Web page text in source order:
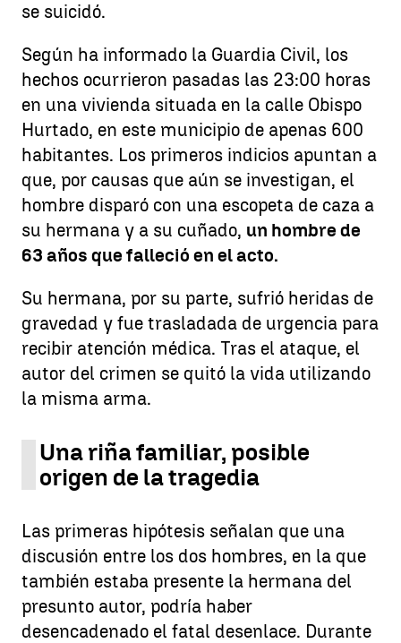
se suicidó.
Según ha informado la Guardia Civil, los
hechos ocurrieron pasadas las 23:00 horas
en una vivienda situada en la calle Obispo
Hurtado, en este municipio de apenas 600
habitantes. Los primeros indicios apuntan a
que, por causas que aún se investigan, el
hombre disparó con una escopeta de caza a
su hermana y a su cuñado, un hombre de
63 años que falleció en el acto.
Su hermana, por su parte, sufrió heridas de
gravedad y fue trasladada de urgencia para
recibir atención médica. Tras el ataque, el
autor del crimen se quitó la vida utilizando
la misma arma.
Una riña familiar, posible
origen de la tragedia
Las primeras hipótesis señalan que una
discusión entre los dos hombres, en la que
también estaba presente la hermana del
presunto autor, podría haber
desencadenado el fatal desenlace. Durante